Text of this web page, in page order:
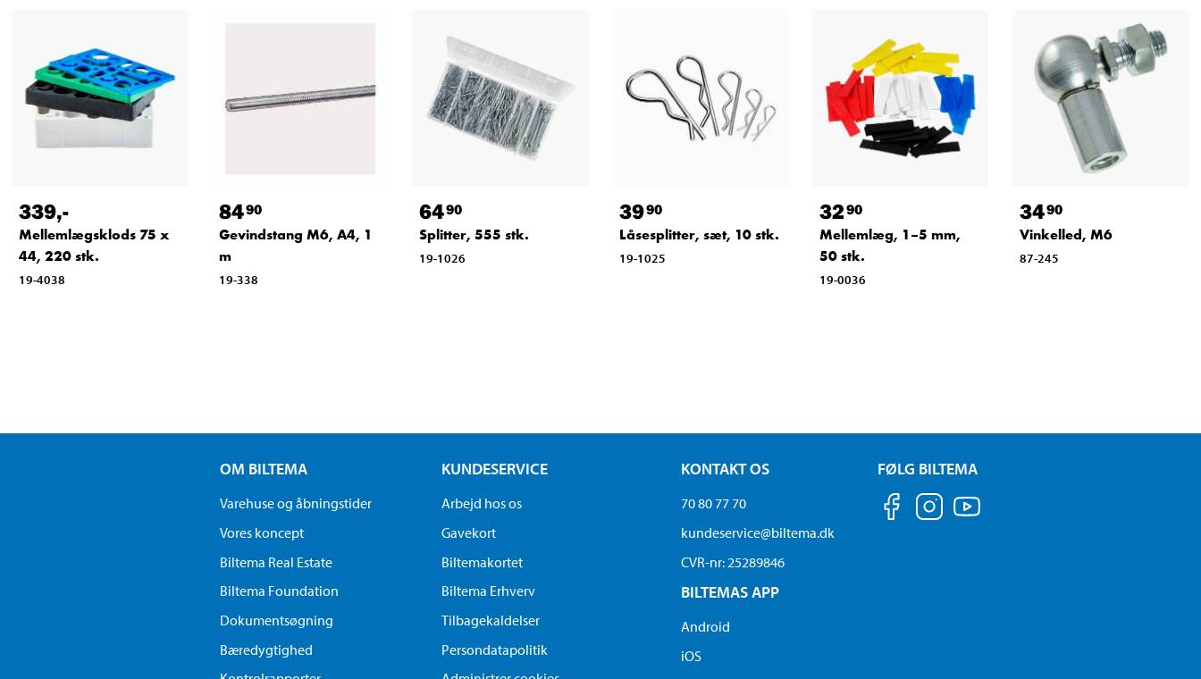
339,-
Mellemlægsklods 75 x
44, 220 stk.
19-4038
8490
Gevindstang M6, A4, 1
m
19-338
6490
Splitter, 555 stk.
19-1026
3990
Låsesplitter, sæt, 10 stk.
19-1025
3290
Mellemlæg, 1–5 mm,
50 stk.
19-0036
3490
Vinkelled, M6
87-245
OM BILTEMA
Varehuse og åbningstider
Vores koncept
Biltema Real Estate
Biltema Foundation
Dokumentsøgning
Bæredygtighed
KUNDESERVICE
Arbejd hos os
Gavekort
Biltemakortet
Biltema Erhverv
Tilbagekaldelser
Persondatapolitik
KONTAKT OS
70 80 77 70
kundeservice@biltema.dk
CVR-nr: 25289846
BILTEMAS APP
Android
iOS
FØLG BILTEMA